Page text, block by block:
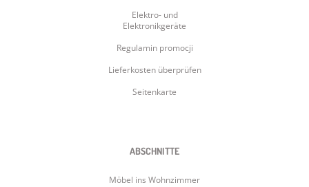
Elektro- und
Elektronikgeräte
Regulamin promocji
Lieferkosten überprüfen
Seitenkarte
ABSCHNITTE
Möbel ins Wohnzimmer